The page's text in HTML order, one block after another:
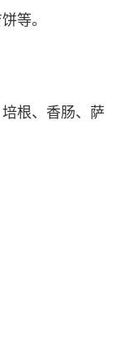
等。
根、香肠、萨